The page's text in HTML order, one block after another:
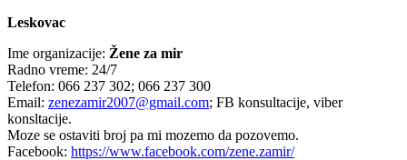
Leskovac
Ime organizacije: Žene za mir
Radno vreme: 24/7
Telefon: 066 237 302; 066 237 300
Email: zenezamir2007@gmail.com; FB konsultacije, viber
konsltacije.
Moze se ostaviti broj pa mi mozemo da pozovemo.
Facebook: https://www.facebook.com/zene.zamir/